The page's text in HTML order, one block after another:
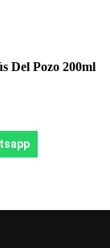
Del Pozo 200ml